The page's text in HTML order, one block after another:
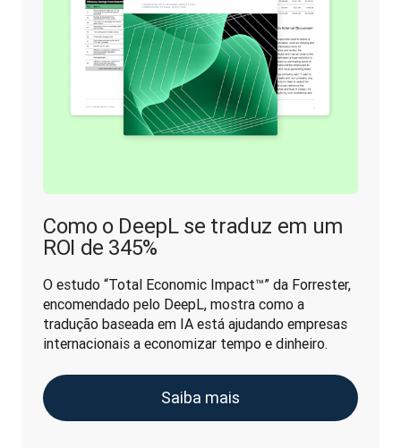
Como o DeepL se traduz em um
ROI de 345%
O estudo “Total Economic Impact™” da Forrester,
encomendado pelo DeepL, mostra como a
tradução baseada em IA está ajudando empresas
internacionais a economizar tempo e dinheiro.
Saiba mais